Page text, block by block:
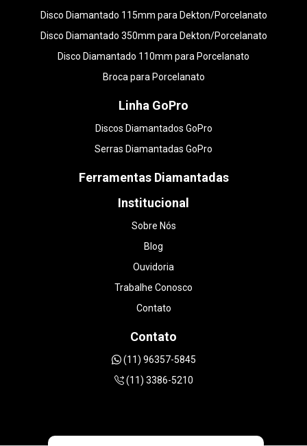
Disco Diamantado 115mm para Dekton/Porcelanato
Disco Diamantado 350mm para Dekton/Porcelanato
Disco Diamantado 110mm para Porcelanato
Broca para Porcelanato
Linha GoPro
Discos Diamantados GoPro
Serras Diamantadas GoPro
Ferramentas Diamantadas
Institucional
Sobre Nós
Blog
Ouvidoria
Trabalhe Conosco
Contato
Contato
(11) 96357-5845
(11) 3386-5210